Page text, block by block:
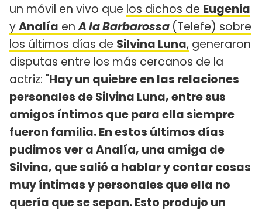
un móvil en vivo que los dichos de Eugenia
yAnalía enA la Barbarossa (Telefe) sobre
los últimos días de Silvina Luna, generaron
disputas entre los más cercanos de la
actriz: "Hay un quiebre en las relaciones
personales de Silvina Luna, entre sus
amigos íntimos que para ella siempre
fueron familia. En estos últimos días
pudimos ver a Analía, una amiga de
Silvina, que salió a hablar y contar cosas
muy íntimas y personales que ella no
quería que se sepan. Esto produjo un